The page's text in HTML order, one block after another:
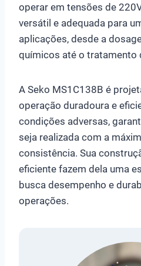
operar em tensões de
versátil e adequada para
aplicações, desde a
químicos até o tratamento
A Seko MS1C138B é
operação duradoura e
condições adversas,
seja realizada com a
consistência. Sua
eficiente fazem dela uma
busca desempenho e
operações.